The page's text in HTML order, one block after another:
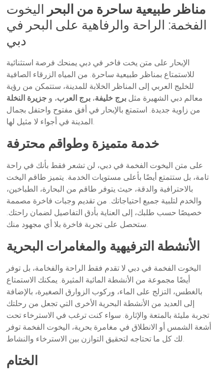
مناظر طبيعية ساحرة من البحر اليخوت
الفخمة: الراحة والرفاهية على البحر في
دبي
الإبحار على متن يخت فاخر في دبي يمنحك فرصة استثنائية
للاستمتاع بمناظر طبيعية ساحرة. من المياه الزرقاء الصافية
للخليج العربي إلى المناظر الخلابة للمدينة، ستتمكن من رؤية
معالم دبي الشهيرة مثل برج خليفة، برج العرب، و جزيرة النخلة
من زاوية جديدة. استمتع بالإبحار في أفق مفتوح واحتفل بجمال
المدينة في أجواء لا مثيل لها.
خدمة متميزة وطواقم محترفة
على متن اليخوت الفخمة في دبي، لن تشعر فقط بأنك في راحة
تامة، بل ستتمتع أيضًا بأعلى مستويات الخدمة. يتميز طاقم اليخت
بالاحترافية والدقة، حيث يتوفر طاقم من البحارة، الطباخين،
والخدم لتلبية جميع احتياجاتك. من تقديم وجبات فاخرة مصممة
خصيصًا حسب طلبك، إلى العناية بأدق التفاصيل لضمان راحتك.
ستحصل على تجربة فاخرة بلا أي مجهود منك.
الأنشطة الترفيهية والمغامرات البحرية
اليخوت الفخمة في دبي لا تقدم فقط الراحة والفخامة، بل توفر
أيضًا مجموعة من الأنشطة المائية المثيرة. يمكنك الاستمتاع
بالغطس، التزلج على الماء، وركوب الزوارق الصغيرة، بالإضافة
إلى العديد من الأنشطة البحرية الأخرى التي تجعل من رحلتك
تجربة مليئة بالمتعة والإثارة. سواء كنت ترغب في الاسترخاء تحت
أشعة الشمس أو الانطلاق في مغامرة بحرية، اليخوت الفخمة توفر
لك كل ما تحتاجه لتحقيق التوازن بين الاسترخاء والنشاط.
الختام